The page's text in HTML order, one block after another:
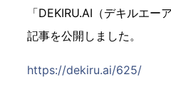
「DEKIRU.AI（デキルエ
記事を公開しました。
https://dekiru.ai/625/